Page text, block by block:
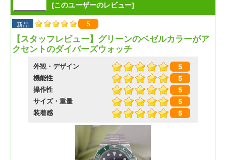
[このユーザーのレビュー]
新品 5
【スタッフレビュー】グリーンのベゼルカラーがア
クセントのダイバーズウォッチ
外観・デザイン
5
機能性
5
操作性
5
サイズ・重量
5
装着感
5